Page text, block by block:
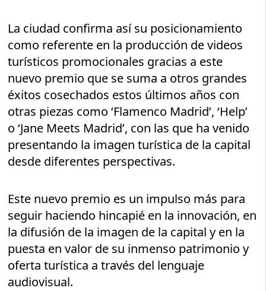
La ciudad confirma así su posicionamiento
como referente en la producción de videos
turísticos promocionales gracias a este
nuevo premio que se suma a otros grandes
éxitos cosechados estos últimos años con
otras piezas como ‘Flamenco Madrid’, ‘Help’
o ‘Jane Meets Madrid’, con las que ha venido
presentando la imagen turística de la capital
desde diferentes perspectivas.
Este nuevo premio es un impulso más para
seguir haciendo hincapié en la innovación, en
la difusión de la imagen de la capital y en la
puesta en valor de su inmenso patrimonio y
oferta turística a través del lenguaje
audiovisual.